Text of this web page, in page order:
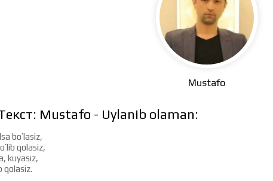
Mustafo
Mustafo - Uylanib olaman:
bo’lasiz,
qolasiz,
kuyasiz,
qolasiz.